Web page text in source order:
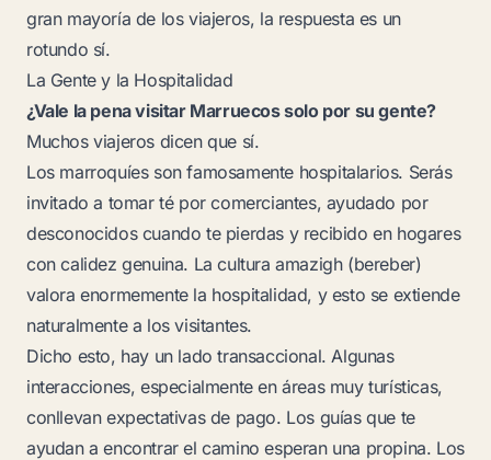
gran mayoría de los viajeros, la respuesta es un
rotundo sí.
La Gente y la Hospitalidad
¿Vale la pena visitar Marruecos solo por su gente?
Muchos viajeros dicen que sí.
Los marroquíes son famosamente hospitalarios. Serás
invitado a tomar té por comerciantes, ayudado por
desconocidos cuando te pierdas y recibido en hogares
con calidez genuina. La cultura amazigh (bereber)
valora enormemente la hospitalidad, y esto se extiende
naturalmente a los visitantes.
Dicho esto, hay un lado transaccional. Algunas
interacciones, especialmente en áreas muy turísticas,
conllevan expectativas de pago. Los guías que te
ayudan a encontrar el camino esperan una propina. Los